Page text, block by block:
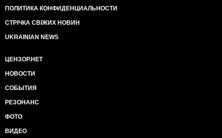
ПОЛИТИКА КОНФИДЕНЦИАЛЬНОСТИ
СТРІЧКА СВІЖИХ НОВИН
UKRAINIAN NEWS
ЦЕНЗОР.НЕТ
НОВОСТИ
СОБЫТИЯ
РЕЗОНАНС
ФОТО
ВИДЕО